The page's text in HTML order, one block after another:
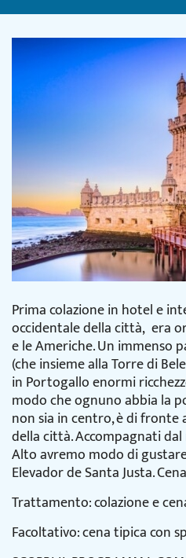
Prima colazione in hotel e
occidentale della città, era
e le Americhe. Un immenso
(che insieme alla Torre di
in Portogallo enormi
modo che ognuno abbia la
non sia in centro, è di
della città. Accompagnati
Alto avremo modo di
Elevador de Santa Justa.
Trattamento: colazione e
Facoltativo: cena tipica con